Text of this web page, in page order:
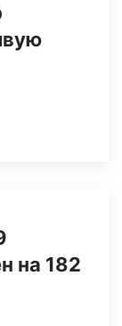
на 182